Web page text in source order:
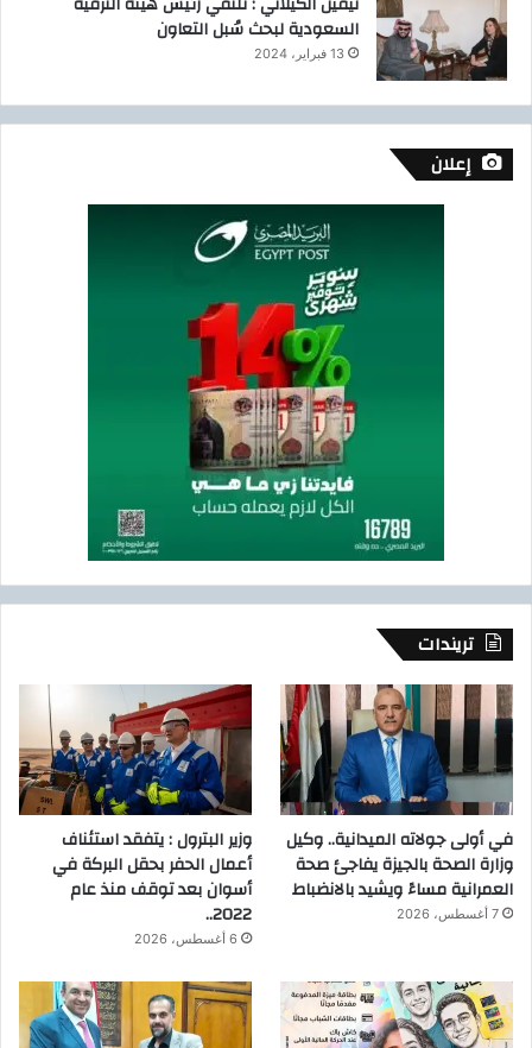
السعودية لبحث سُبل التعاون
13 فبراير، 2024
إعلان
تريندات
في أولى جولاته الميدانية.. وكيل
وزارة الصحة بالجيزة يفاجئ صحة
العمرانية مساءً ويشيد بالانضباط
7 أغسطس، 2026
وزير البترول : يتفقد استئناف
أعمال الحفر بحقل البركة في
أسوان بعد توقف منذ عام
2022..
6 أغسطس، 2026